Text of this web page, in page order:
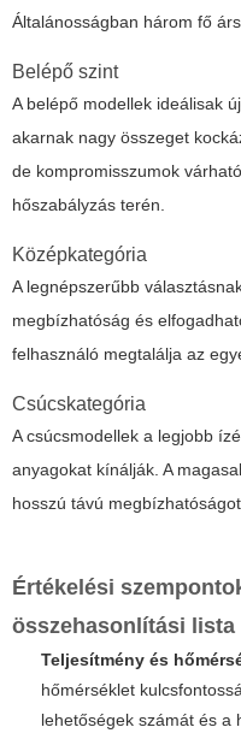
Általánosságban három fő
Belépő szint
A belépő modellek ideálisak
akarnak nagy összeget
de kompromisszumok
hőszabályzás terén.
Középkategória
A legnépszerűbb
megbízhatóság és
felhasználó megtalálja az
Csúcskategória
A csúcsmodellek a legjobb
anyagokat kínálják. A
hosszú távú
Értékelési
összehasonlítási lista
Teljesítmény és
hőmérséklet
lehetőségek számát és a